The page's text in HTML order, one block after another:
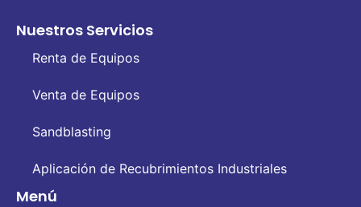
Nuestros Servicios
Renta de Equipos
Venta de Equipos
Sandblasting
Aplicación de Recubrimientos Industriales
Menú